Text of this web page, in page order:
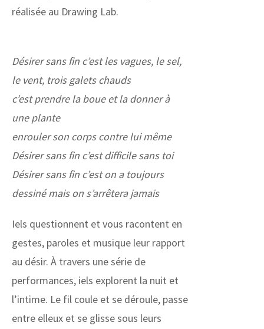
réalisée au Drawing Lab.
Désirer sans fin c’est les vagues, le sel,
le vent, trois galets chauds
c’est prendre la boue et la donner à
une plante
enrouler son corps contre lui même
Désirer sans fin c’est difficile sans toi
Désirer sans fin c’est on a toujours
dessiné mais on s’arrêtera jamais
Iels questionnent et vous racontent en
gestes, paroles et musique leur rapport
au désir. À travers une série de
performances, iels explorent la nuit et
l’intime. Le fil coule et se déroule, passe
entre elleux et se glisse sous leurs